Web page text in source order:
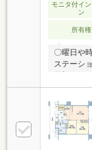
モニタ付イ
ン
所有権
〇曜日や
ステーシ
ラウンジ
ポートす
震構造〇
外には専
ルコニー